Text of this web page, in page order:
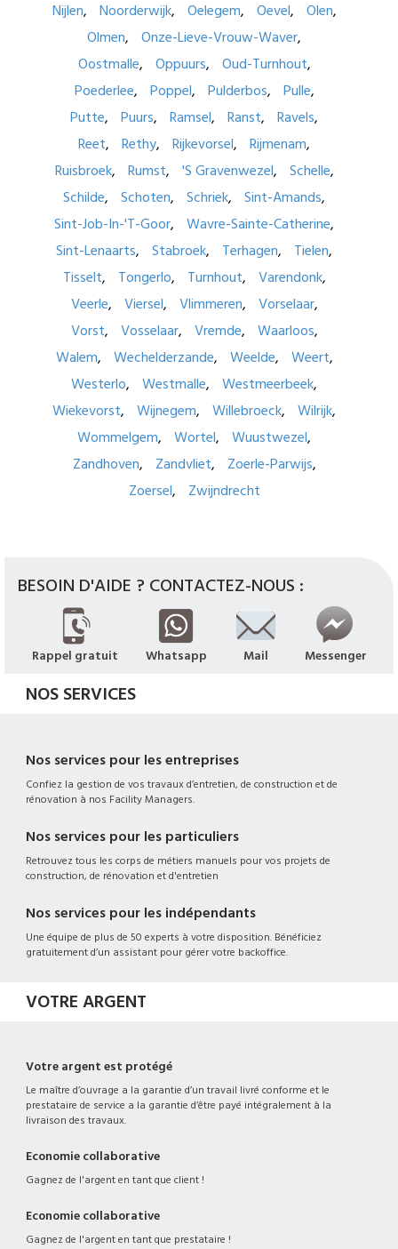
Nijlen
Noorderwijk Oelegem Oevel
Olen
Olmen
Onze-Lieve-Vrouw-Waver
Oostmalle
Oppuurs
Oud-Turnhout
Poederlee
Poppel Pulderbos
Pulle
Putte
Puurs Ramsel Ranst
Ravels
Reet
Rethy Rijkevorsel
Rijmenam
Ruisbroek
Rumst 'S Gravenwezel
Schelle
Schilde
Schoten Schriek
Sint-Amands
Sint-Job-In-'T-Goor
Wavre-Sainte-Catherine
Sint-Lenaarts
Stabroek Terhagen
Tielen
Tisselt
Tongerlo Turnhout
Varendonk
Veerle
Viersel Vlimmeren
Vorselaar
Vorst
Vosselaar Vremde
Waarloos
Walem
Wechelderzande Weelde
Weert
Westerlo
Westmalle
Westmeerbeek
Wiekevorst
Wijnegem Willebroeck
Wilrijk
Wommelgem
Wortel
Wuustwezel
Zandhoven
Zandvliet
Zoerle-Parwijs
Zoersel
Zwijndrecht
BESOIN D'AIDE ? CONTACTEZ-NOUS :
Rappel gratuit Whatsapp Mail Messenger
NOS SERVICES
Nos services pour les entreprises
Confiez la gestion de vos travaux d’entretien, de construction et de
rénovation à nos Facility Managers.
Nos services pour les particuliers
Retrouvez tous les corps de métiers manuels pour vos projets de
construction, de rénovation et d'entretien
Nos services pour les indépendants
Une équipe de plus de 50 experts à votre disposition. Bénéficiez
gratuitement d’un assistant pour gérer votre backoffice.
VOTRE ARGENT
Votre argent est protégé
Le maître d’ouvrage a la garantie d’un travail livré conforme et le
prestataire de service a la garantie d’être payé intégralement à la
livraison des travaux.
Economie collaborative
Gagnez de l'argent en tant que client !
Economie collaborative
Gagnez de l'argent en tant que prestataire !